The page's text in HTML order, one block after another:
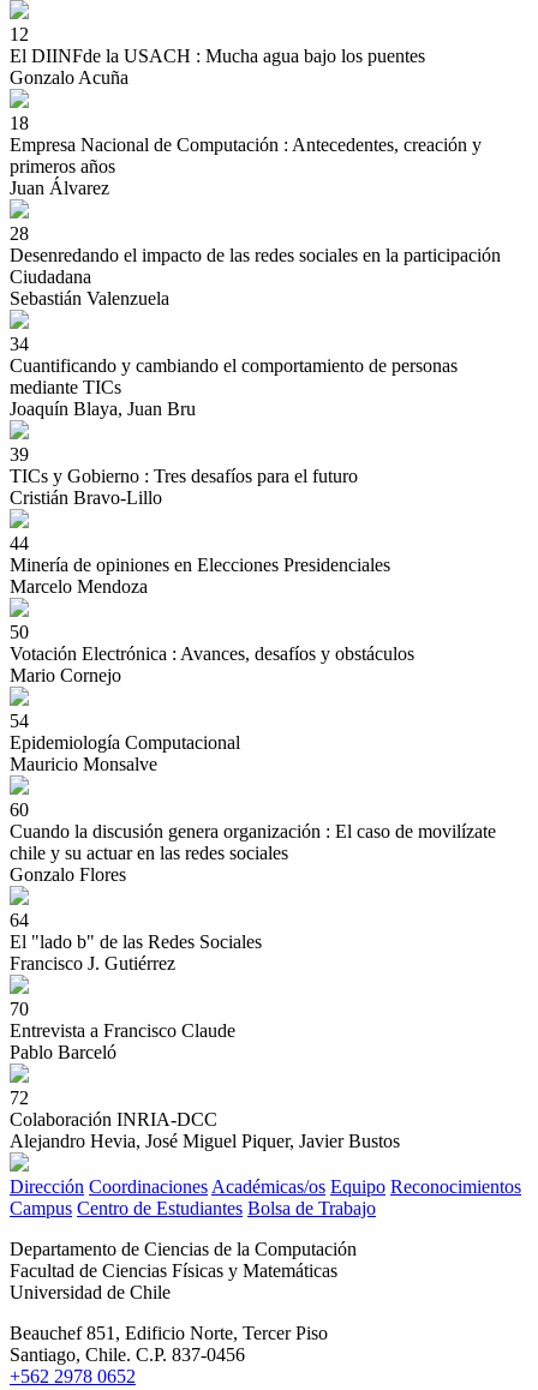
12
El DIINFde la USACH : Mucha agua bajo los puentes
Gonzalo Acuña
18
Empresa Nacional de Computación : Antecedentes, creación y
primeros años
Juan Álvarez
28
Desenredando el impacto de las redes sociales en la participación
Ciudadana
Sebastián Valenzuela
34
Cuantificando y cambiando el comportamiento de personas
mediante TICs
Joaquín Blaya, Juan Bru
39
TICs y Gobierno : Tres desafíos para el futuro
Cristián Bravo-Lillo
44
Minería de opiniones en Elecciones Presidenciales
Marcelo Mendoza
50
Votación Electrónica : Avances, desafíos y obstáculos
Mario Cornejo
54
Epidemiología Computacional
Mauricio Monsalve
60
Cuando la discusión genera organización : El caso de movilízate
chile y su actuar en las redes sociales
Gonzalo Flores
64
El "lado b" de las Redes Sociales
Francisco J. Gutiérrez
70
Entrevista a Francisco Claude
Pablo Barceló
72
Colaboración INRIA-DCC
Alejandro Hevia, José Miguel Piquer, Javier Bustos
Dirección Coordinaciones Académicas/os Equipo Reconocimientos
Campus Centro de Estudiantes Bolsa de Trabajo
Departamento de Ciencias de la Computación
Facultad de Ciencias Físicas y Matemáticas
Universidad de Chile
Beauchef 851, Edificio Norte, Tercer Piso
Santiago, Chile. C.P. 837-0456
+562 2978 0652